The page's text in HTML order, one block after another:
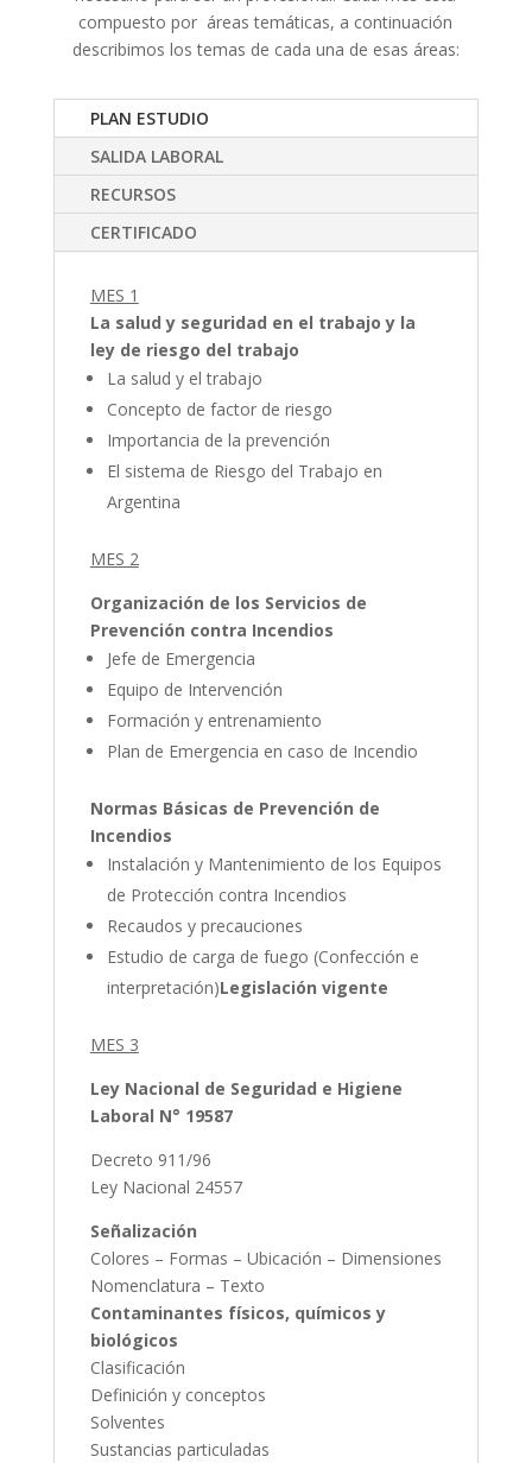
compuesto por áreas temáticas, a continuación
describimos los temas de cada una de esas áreas:
PLAN ESTUDIO
SALIDA LABORAL
RECURSOS
CERTIFICADO
MES 1
La salud y seguridad en el trabajo y la
ley de riesgo del trabajo
La salud y el trabajo
Concepto de factor de riesgo
Importancia de la prevención
El sistema de Riesgo del Trabajo en
Argentina
MES 2
Organización de los Servicios de
Prevención contra Incendios
Jefe de Emergencia
Equipo de Intervención
Formación y entrenamiento
Plan de Emergencia en caso de Incendio
Normas Básicas de Prevención de
Incendios
Instalación y Mantenimiento de los Equipos
de Protección contra Incendios
Recaudos y precauciones
Estudio de carga de fuego (Confección e
interpretación)Legislación vigente
MES 3
Ley Nacional de Seguridad e Higiene
Laboral N° 19587
Decreto 911/96
Ley Nacional 24557
Señalización
Colores – Formas – Ubicación – Dimensiones
Nomenclatura – Texto
Contaminantes físicos, químicos y
biológicos
Clasificación
Definición y conceptos
Solventes
Sustancias particuladas